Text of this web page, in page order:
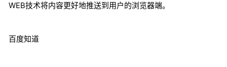
WEB技术将内容更好地推送到用户的浏览器端。
百度知道